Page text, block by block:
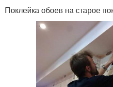
Поклейка обоев на старое